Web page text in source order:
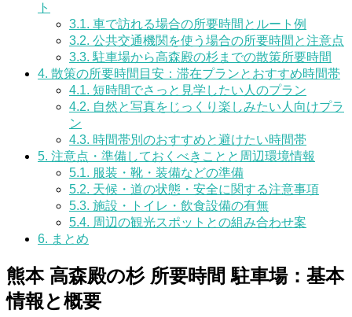
ト
3.1. 車で訪れる場合の所要時間とルート例
3.2. 公共交通機関を使う場合の所要時間と注意点
3.3. 駐車場から高森殿の杉までの散策所要時間
4. 散策の所要時間目安：滞在プランとおすすめ時間帯
4.1. 短時間でさっと見学したい人のプラン
4.2. 自然と写真をじっくり楽しみたい人向けプラ
ン
4.3. 時間帯別のおすすめと避けたい時間帯
5. 注意点・準備しておくべきことと周辺環境情報
5.1. 服装・靴・装備などの準備
5.2. 天候・道の状態・安全に関する注意事項
5.3. 施設・トイレ・飲食設備の有無
5.4. 周辺の観光スポットとの組み合わせ案
6. まとめ
熊本 高森殿の杉 所要時間 駐車場：基本
情報と概要